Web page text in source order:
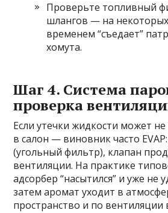
Проверьте топливный
шлангов — на
временем “съедает”
хомута.
Шаг 4. Система
проверка
Если утечки жидкости может
в салон — виновник часто
(угольный фильтр), клапан
вентиляции. На практике
адсорбер “насытился” и уже не
затем аромат уходит в
пространство и по вентиляции